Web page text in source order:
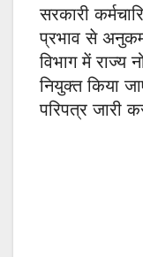
सरकारी
प्रभाव से
विभाग में राज्य
नियुक्त किया
परिपत्र जारी